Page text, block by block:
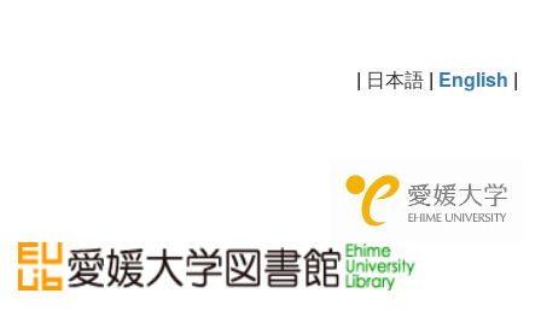
| 日本語 | English |